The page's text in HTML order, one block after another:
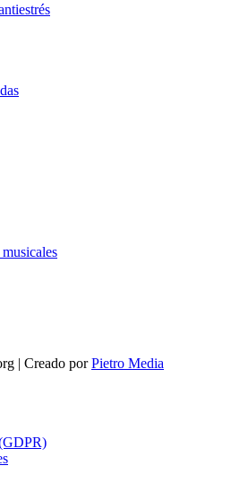
| Creado porPietro Media